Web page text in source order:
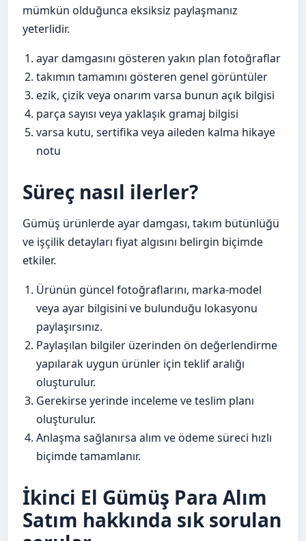
mümkün olduğunca eksiksiz paylaşmanız
yeterlidir.
ayar damgasını gösteren yakın plan fotoğraflar
takımın tamamını gösteren genel görüntüler
ezik, çizik veya onarım varsa bunun açık bilgisi
parça sayısı veya yaklaşık gramaj bilgisi
varsa kutu, sertifika veya aileden kalma hikaye
notu
Süreç nasıl ilerler?
Gümüş ürünlerde ayar damgası, takım bütünlüğü
ve işçilik detayları fiyat algısını belirgin biçimde
etkiler.
Ürünün güncel fotoğraflarını, marka-model
veya ayar bilgisini ve bulunduğu lokasyonu
paylaşırsınız.
Paylaşılan bilgiler üzerinden ön değerlendirme
yapılarak uygun ürünler için teklif aralığı
oluşturulur.
Gerekirse yerinde inceleme ve teslim planı
oluşturulur.
Anlaşma sağlanırsa alım ve ödeme süreci hızlı
biçimde tamamlanır.
İkinci El Gümüş Para Alım
Satım hakkında sık sorulan